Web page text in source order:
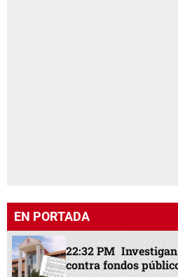
EN PORTADA
22:32 PM
contra fondos